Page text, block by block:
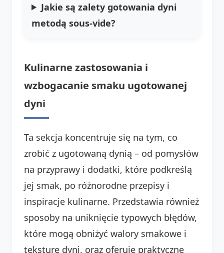
Jakie są zalety gotowania dyni
metodą sous-vide?
Kulinarne zastosowania i
wzbogacanie smaku ugotowanej
dyni
Ta sekcja koncentruje się na tym, co
zrobić z ugotowaną dynią – od pomysłów
na przyprawy i dodatki, które podkreślą
jej smak, po różnorodne przepisy i
inspiracje kulinarne. Przedstawia również
sposoby na uniknięcie typowych błędów,
które mogą obniżyć walory smakowe i
teksturę dyni, oraz oferuje praktyczne